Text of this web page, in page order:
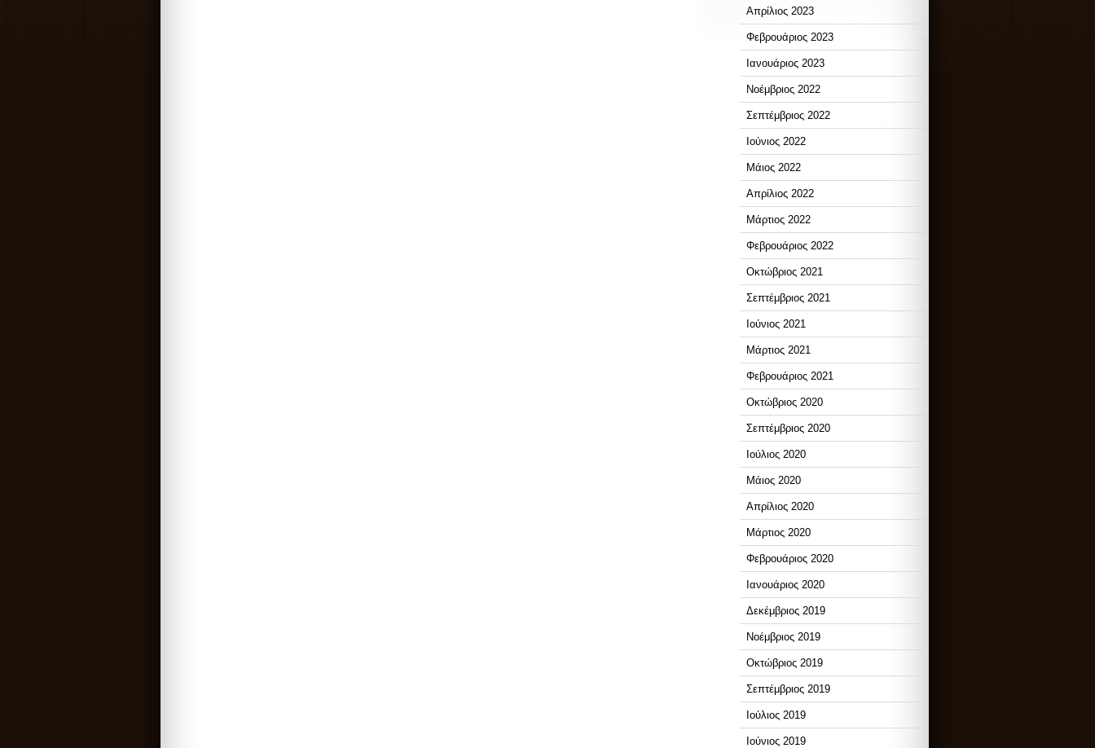
Απρίλιος 2023
Φεβρουάριος 2023
Ιανουάριος 2023
Νοέμβριος 2022
Σεπτέμβριος 2022
Ιούνιος 2022
Μάιος 2022
Απρίλιος 2022
Μάρτιος 2022
Φεβρουάριος 2022
Οκτώβριος 2021
Σεπτέμβριος 2021
Ιούνιος 2021
Μάρτιος 2021
Φεβρουάριος 2021
Οκτώβριος 2020
Σεπτέμβριος 2020
Ιούλιος 2020
Μάιος 2020
Απρίλιος 2020
Μάρτιος 2020
Φεβρουάριος 2020
Ιανουάριος 2020
Δεκέμβριος 2019
Νοέμβριος 2019
Οκτώβριος 2019
Σεπτέμβριος 2019
Ιούλιος 2019
Ιούνιος 2019